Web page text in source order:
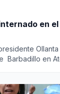
en
Barbadillo en